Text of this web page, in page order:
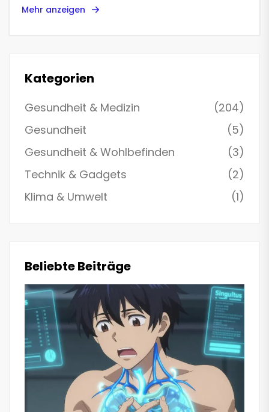
Mehr anzeigen
Kategorien
Gesundheit & Medizin
(204)
Gesundheit
(5)
Gesundheit & Wohlbefinden
(3)
Technik & Gadgets
(2)
Klima & Umwelt
(1)
Beliebte Beiträge